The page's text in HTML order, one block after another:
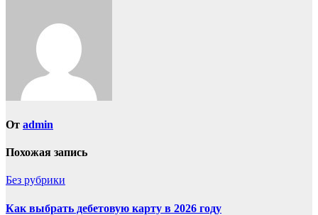
От admin
Похожая запись
Без рубрики
Как выбрать дебетовую карту в 2026 году